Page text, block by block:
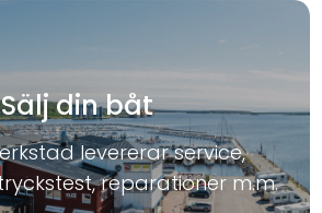
Sälj din båt
levererar service,
reparationer m.m.